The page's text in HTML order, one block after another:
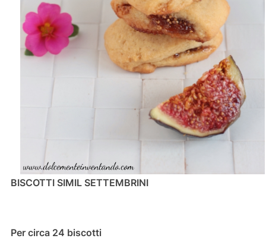
BISCOTTI SIMIL SETTEMBRINI
Per circa 24 biscotti